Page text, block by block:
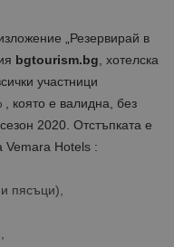
„Резервирай в
bgtourism.bg, хотелска
участници
която е валидна, без
2020. Отстъпката е
Vemara Hotels :
пясъци),